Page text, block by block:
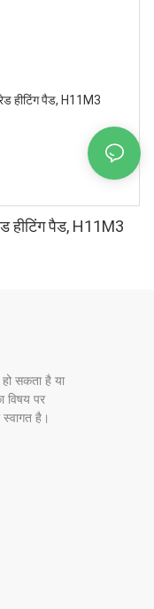
हीटिंग पैड, H11M3
सकता है या
विषय पर
है।